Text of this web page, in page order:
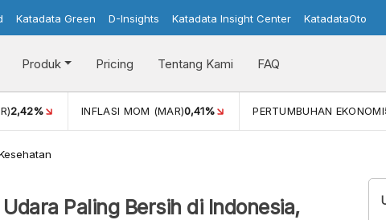
Katadata Green D-Insights Katadata Insight Center KatadataOto
Produk Pricing Tentang Kami FAQ
2,42% INFLASI MOM (MAR)0,41% PERTUMBUHAN EKONOMI
Paling Bersih di Indonesia,